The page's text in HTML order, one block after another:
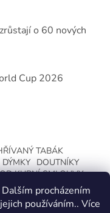
procházením
používáním.. Více
o 60 nových
Cup 2026
TABÁK
DÝMKY
DOUTNÍKY
KUPNÍ SMLOUVY